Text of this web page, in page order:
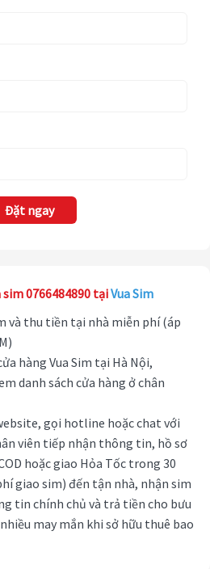
Đặt ngay
0766484890 tạiVua Sim
và thu tiền tại nhà miễn phí (áp
hàng Vua Sim tại Hà Nội,
danh sách cửa hàng ở chân
gọi hotline hoặc chat với
viên tiếp nhận thông tin, hồ sơ
hoặc giao Hỏa Tốc trong 30
giao sim) đến tận nhà, nhận sim
tin chính chủ và trả tiền cho bưu
may mắn khi sở hữu thuê bao